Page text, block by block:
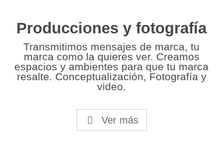
Producciones y fotografía
Transmitimos mensajes de marca, tu
marca como la quieres ver. Creamos
espacios y ambientes para que tu marca
resalte. Conceptualización, Fotografía y
video.
Ver más